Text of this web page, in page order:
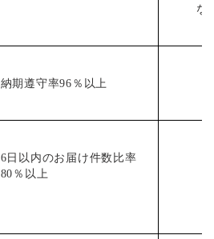
な
納期遵守率96％以上
6日以内のお届け件数比率
80％以上